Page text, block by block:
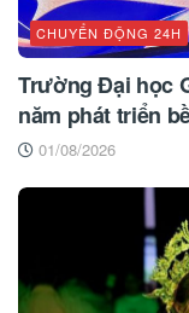
CHUYỂN ĐỘNG 24H
Trường Đại học
năm phát triển
01/08/2026